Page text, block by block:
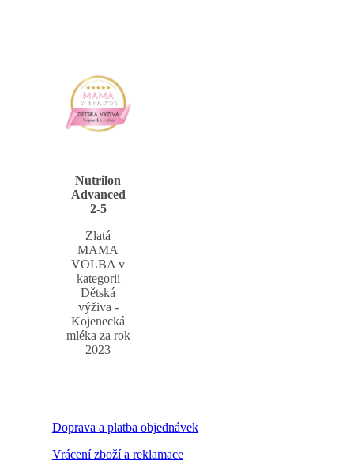
Nutrilon
Advanced
2-5
Zlatá
MAMA
VOLBA v
kategorii
Dětská
výživa -
Kojenecká
mléka za rok
2023
Doprava a platba objednávek
Vrácení zboží a reklamace